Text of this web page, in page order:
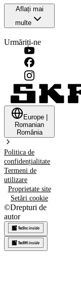
Aflați mai
multe
Urmăriți-ne
Europe
Romanian
România
Politica de
confidențialitate
Termeni de
utilizare
Proprietate site
Setări cookie
©Drepturi de
autor